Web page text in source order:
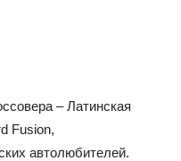
– Латинская
Fusion,
автолюбителей.